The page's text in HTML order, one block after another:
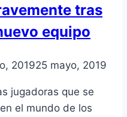
tras
equipo
201925 mayo, 2019
jugadoras que se
el mundo de los